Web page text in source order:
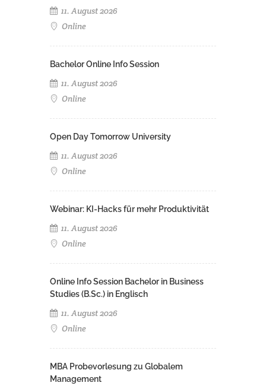
11. August 2026
Online
Bachelor Online Info Session
11. August 2026
Online
Open Day Tomorrow University
11. August 2026
Online
Webinar: KI-Hacks für mehr Produktivität
11. August 2026
Online
Online Info Session Bachelor in Business
Studies (B.Sc.) in Englisch
11. August 2026
Online
MBA Probevorlesung zu Globalem
Management